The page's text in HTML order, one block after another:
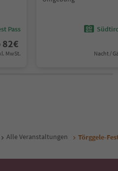
Pass
82€
MwSt. Nacht /
Alle Veranstaltungen Törggele-